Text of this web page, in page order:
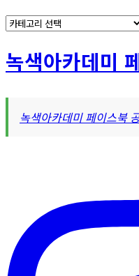
카
고
리
녹색아카데미
녹색아카데미 페이스북